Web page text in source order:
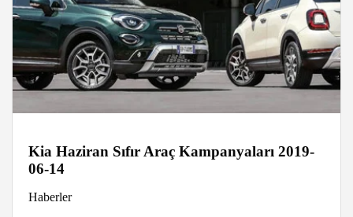
Kia Haziran Sıfır Araç Kampanyaları 2019-
06-14
Haberler